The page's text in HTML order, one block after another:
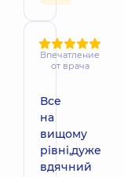
Впечатление
от врача
Все
на
вищому
рівні,дуже
вдячний